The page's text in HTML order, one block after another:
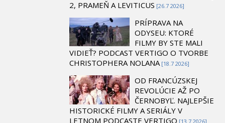
2, PRAMEŇ A LEVITICUS [26.7 2026]
PRÍPRAVA NA
ODYSEU: KTORÉ
FILMY BY STE MALI
VIDIEŤ? PODCAST VERTIGO O TVORBE
CHRISTOPHERA NOLANA [18.7 2026]
OD FRANCÚZSKEJ
REVOLÚCIE AŽ PO
ČERNOBYĽ. NAJLEPŠIE
HISTORICKÉ FILMY A SERIÁLY V
LETNOM PODCASTE VERTIGO [13.7 2026]